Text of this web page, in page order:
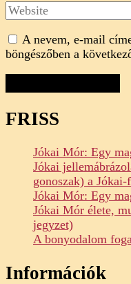
Website
A nevem, e-mail
böngészőben a
FRISS
Jókai Mór: Egy
Jókai
gonoszak) a
Jókai Mór: Egy
Jókai Mór élete,
jegyzet)
A bonyodalom
Információk